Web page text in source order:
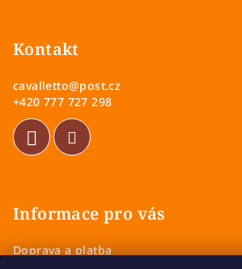
Kontakt
cavalletto@post.cz
+420 777 727 298
Informace pro vás
Doprava a platba